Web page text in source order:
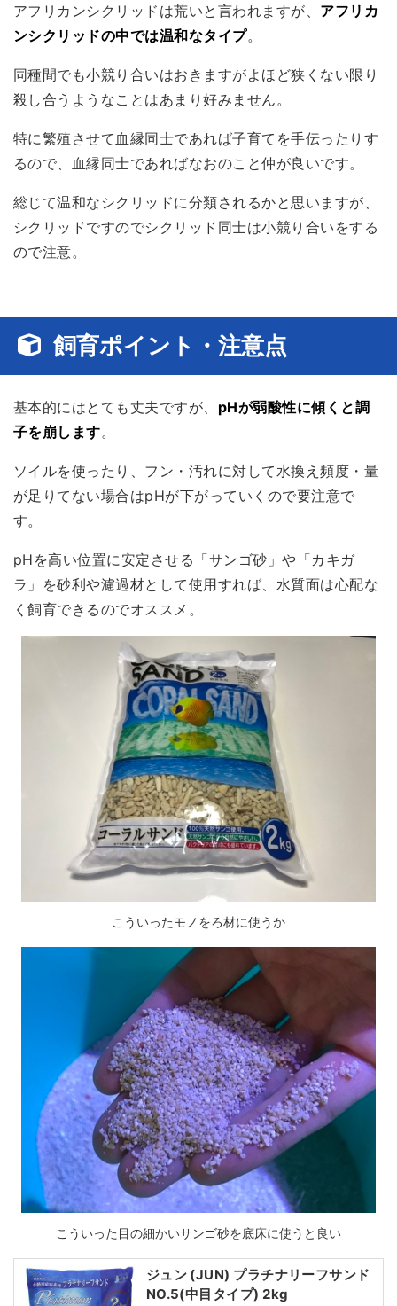
アフリカンシクリッドは荒いと言われますが、 アフリカ
ンシクリッドの中では温和なタイプ。
同種間でも小競り合いはおきますがよほど狭くない限り
殺し合うようなことはあまり好みません。
特に繁殖させて血縁同士であれば子育てを手伝ったりす
るので、血縁同士であればなおのこと仲が良いです。
総じて温和なシクリッドに分類されるかと思いますが、
シクリッドですのでシクリッド同士は小競り合いをする
ので注意。
飼育ポイント・注意点
基本的にはとても丈夫ですが、 pHが弱酸性に傾くと調
子を崩します。
ソイルを使ったり、フン・汚れに対して水換え頻度・量
が足りてない場合はpHが下がっていくので要注意で
す。
pHを高い位置に安定させる「サンゴ砂 」や「カキガ
ラ 」を砂利や濾過材として使用すれば、水質面は心配な
く飼育できるのでオススメ。
こういったモノをろ材に使うか
こういった目の細かいサンゴ砂を底床に使うと良い
ジュン (JUN) プラチナリーフサンド
NO.5(中目タイプ) 2kg